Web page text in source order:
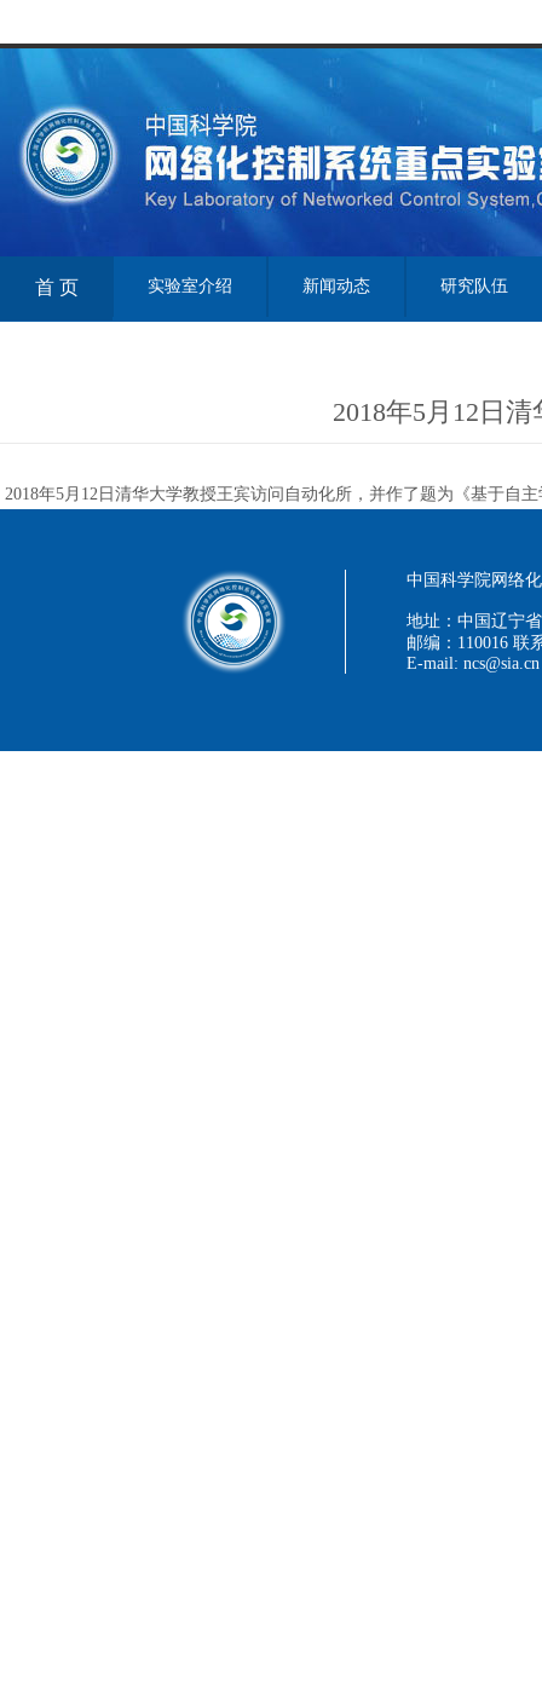
首 页 实验室介绍 新闻动态 研究队伍
2018年5月12日
2018年5月12日清华大学教授王宾访问自动化所，并作了题为《基于自
中国科学院网络
地址：中国辽宁
邮编：110016 联
E-mail: ncs@sia.cn